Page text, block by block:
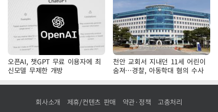
오픈AI, 챗GPT 무료 이용자에 최
신모델 무제한 개방
천안 교회서 지내던 11세 어린이
숨져…경찰, 아동학대 혐의 수사
회사소개 제휴/컨텐츠 판매 약관·정책 고충처리